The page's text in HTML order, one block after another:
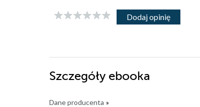
Dodaj opinię
Szczegóły ebooka
Dane producenta »